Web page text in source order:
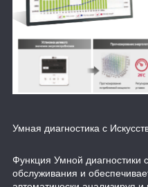
Умная диагностика с
Функция Умной диагностики
обслуживания и